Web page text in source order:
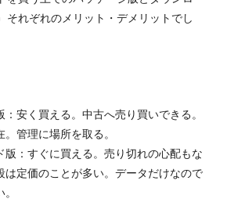
それぞれのメリット・デメリットでし
：安く買える。中古へ売り買いできる。
管理に場所を取る。
版：すぐに買える。売り切れの心配もな
は定価のことが多い。データだけなので